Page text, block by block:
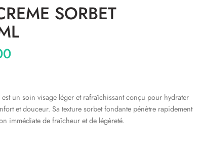
SORBET
un soin visage léger et rafraîchissant conçu pour hydrater
et douceur. Sa texture sorbet fondante pénètre rapidement
immédiate de fraîcheur et de légèreté.